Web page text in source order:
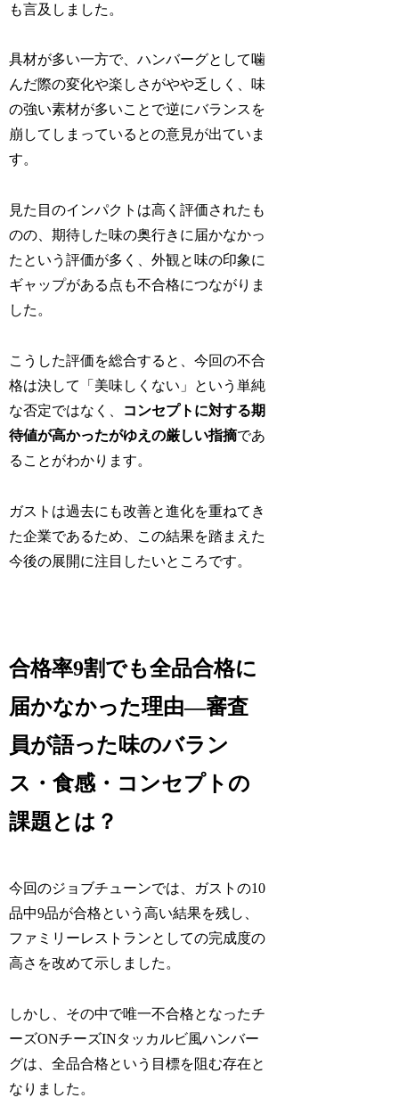
も言及しました。
具材が多い一方で、ハンバーグとして噛
んだ際の変化や楽しさがやや乏しく、味
の強い素材が多いことで逆にバランスを
崩してしまっているとの意見が出ていま
す。
見た目のインパクトは高く評価されたも
のの、期待した味の奥行きに届かなかっ
たという評価が多く、外観と味の印象に
ギャップがある点も不合格につながりま
した。
こうした評価を総合すると、今回の不合
格は決して「美味しくない」という単純
な否定ではなく、
コンセプトに対する期
待値が高かったがゆえの厳しい指摘であ
ることがわかります。
ガストは過去にも改善と進化を重ねてき
た企業であるため、この結果を踏まえた
今後の展開に注目したいところです。
合格率9割でも全品合格に
届かなかった理由―審査
員が語った味のバラン
ス・食感・コンセプトの
課題とは？
今回のジョブチューンでは、ガストの10
品中9品が合格という高い結果を残し、
ファミリーレストランとしての完成度の
高さを改めて示しました。
しかし、その中で唯一不合格となったチ
ーズONチーズINタッカルビ風ハンバー
グは、全品合格という目標を阻む存在と
なりました。